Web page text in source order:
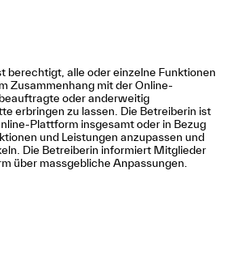
berechtigt, alle oder einzelne Funktionen
Zusammenhang mit der Online-
oder anderweitig
erbringen zu lassen. Die Betreiberin ist
Plattform insgesamt oder in Bezug
und Leistungen anzupassen und
Die Betreiberin informiert Mitglieder
über massgebliche Anpassungen.